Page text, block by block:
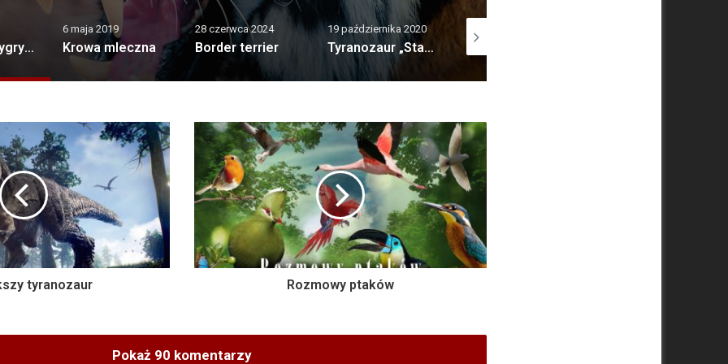
28 czerwca 2024
Border terrier
19 października 2020 31 maja 2016
Malinois – strażnik Białego Domu
tyranozaur Rozmowy ptaków
Pokaż 90 komentarzy